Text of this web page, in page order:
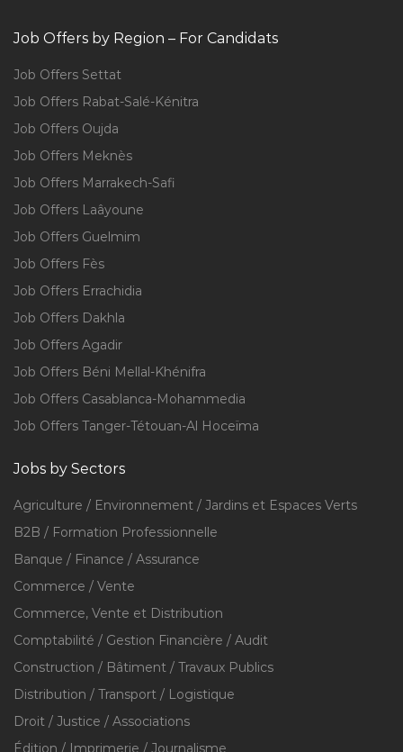
Job Offers by Region – For Candidats
Job Offers Settat
Job Offers Rabat-Salé-Kénitra
Job Offers Oujda
Job Offers Meknès
Job Offers Marrakech-Safi
Job Offers Laâyoune
Job Offers Guelmim
Job Offers Fès
Job Offers Errachidia
Job Offers Dakhla
Job Offers Agadir
Job Offers Béni Mellal-Khénifra
Job Offers Casablanca-Mohammedia
Job Offers Tanger-Tétouan-Al Hoceïma
Jobs by Sectors
Agriculture / Environnement / Jardins et Espaces Verts
B2B / Formation Professionnelle
Banque / Finance / Assurance
Commerce / Vente
Commerce, Vente et Distribution
Comptabilité / Gestion Financière / Audit
Construction / Bâtiment / Travaux Publics
Distribution / Transport / Logistique
Droit / Justice / Associations
Édition / Imprimerie / Journalisme